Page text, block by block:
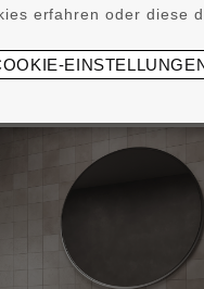
erfahren oder diese